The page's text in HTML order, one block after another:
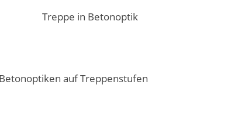
auf Treppenstufen